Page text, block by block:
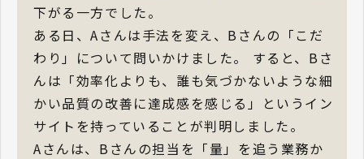
下がる一方でした。
ある日、Aさんは手法を変え、Bさんの「こだ
わり」について問いかけました。 すると、Bさ
んは「効率化よりも、誰も気づかないような細
かい品質の改善に達成感を感じる」というイン
サイトを持っていることが判明しました。
Aさんは、Bさんの担当を「量」を追う業務か